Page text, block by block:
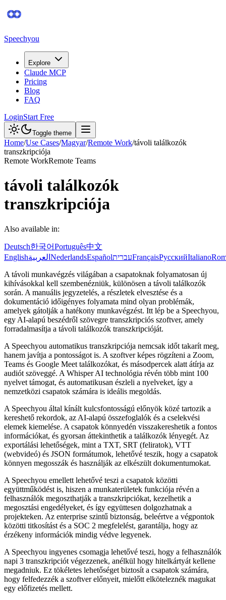
Speechyou
Explore
Claude MCP
Pricing
Blog
FAQ
LoginStart Free
Toggle theme
Home/Use Cases/Magyar/Remote Work/távoli találkozók
transzkripciója
Remote WorkRemote Teams
távoli találkozók
transzkripciója
Also available in:
Deutsch한국어Português中文
Englishالعربية NederlandsEspañolעבריתFrançaisРусскийItaliano
A távoli munkavégzés világában a csapatoknak folyamatosan új
kihívásokkal kell szembenézniük, különösen a távoli találkozók
során. A manuális jegyzetelés, a részletek elvesztése és a
dokumentáció időigényes folyamata mind olyan problémák,
amelyek gátolják a hatékony munkavégzést. Itt lép be a Speechyou,
egy AI-alapú beszédről szövegre transzkripciós szoftver, amely
forradalmasítja a távoli találkozók transzkripcióját.
A Speechyou automatikus transzkripciója nemcsak időt takarít meg,
hanem javítja a pontosságot is. A szoftver képes rögzíteni a Zoom,
Teams és Google Meet találkozókat, és másodpercek alatt átírja az
audiót szöveggé. A Whisper AI technológia révén több mint 100
nyelvet támogat, és automatikusan észleli a nyelveket, így a
nemzetközi csapatok számára is ideális megoldás.
A Speechyou által kínált kulcsfontosságú előnyök közé tartozik a
kereshető rekordok, az AI-alapú összefoglalók és a cselekvési
elemek kiemelése. A csapatok könnyedén visszakereshetik a fontos
információkat, és gyorsan áttekinthetik a találkozók lényegét. Az
exportálási lehetőségek, mint a TXT, SRT (feliratok), VTT
(webvideó) és JSON formátumok, lehetővé teszik, hogy a csapatok
könnyen megosszák és használják az elkészült dokumentumokat.
A Speechyou emellett lehetővé teszi a csapatok közötti
együttműködést is, hiszen a munkaterületek funkciója révén a
felhasználók megoszthatják a transzkripciókat, kezelhetik a
megosztási engedélyeket, és így együttesen dolgozhatnak a
projekteken. Az enterprise szintű biztonság, beleértve a végpontok
közötti titkosítást és a SOC 2 megfelelést, garantálja, hogy az
érzékeny információk mindig védve legyenek.
A Speechyou ingyenes csomagja lehetővé teszi, hogy a felhasználók
napi 3 transzkripciót végezzenek, anélkül hogy hitelkártyát kellene
megadniuk. Ez tökéletes lehetőséget biztosít a csapatok számára,
hogy felfedezzék a szoftver előnyeit, mielőtt elköteleznék magukat
egy előfizetés mellett.